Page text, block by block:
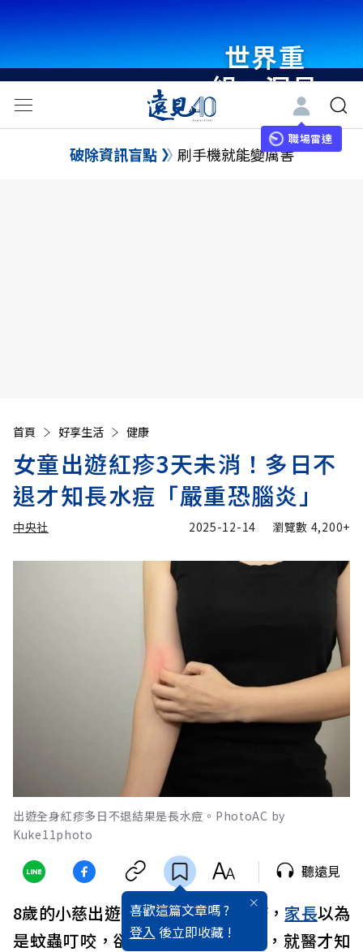
世界重
組・洞見
未來 與
世界領袖
職場雷達
破除資訊盲點 刷手機就能變厲害
首頁 好享生活 健康
女童出遊紅疹3天未消！多日不
退才知長水痘「嚴重恐腦炎」
中央社 2025-12-14 瀏覽數 4,200+
出遊全身紅疹多日不退結果是長水痘。PhotoAC by
Kuke11photo
喜歡這篇文章嗎 ?
登入 後立即收藏 !
聽遠見
8歲的小慈出遊後身上出現許多紅疹，家長以為
是蚊蟲叮咬，卻持續2、3天未消退，就醫才知